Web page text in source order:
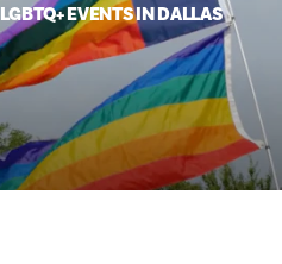
LGBTQ+ EVENTS IN DALLAS